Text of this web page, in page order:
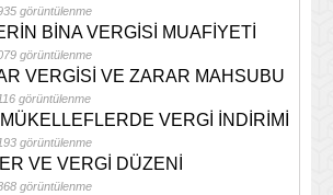
görüntülenme
BİNA VERGİSİ MUAFİYETİ
görüntülenme
VERGİSİ VE ZARAR MAHSUBU
görüntülenme
VERGİ İNDİRİMİ
görüntülenme
VE VERGİ DÜZENİ
görüntülenme